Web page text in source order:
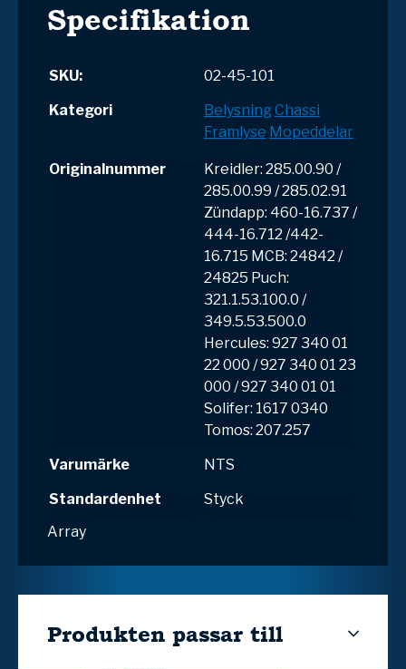
Specifikation
SKU:
02-45-101
Kategori
BelysningChassi
Framlyse Mopeddelar
Originalnummer
Kreidler: 285.00.90 /
285.00.99 / 285.02.91
Zündapp: 460-16.737 /
444-16.712 /442-
16.715 MCB: 24842 /
24825 Puch:
321.1.53.100.0 /
349.5.53.500.0
Hercules: 927 340 01
22 000 / 927 340 01 23
000 / 927 340 01 01
Solifer: 1617 0340
Tomos: 207.257
Varumärke
NTS
Standardenhet
Styck
Array
Produkten passar till